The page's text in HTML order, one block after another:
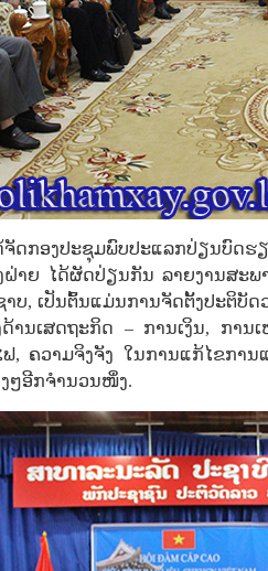
ດກອງປະຊຸມພົບປະແລກປ່ຽນບົດຮ
າຍ ໄດ້ຜັດປ່ຽນກັນ ລາຍງານສະ
ບ, ເປັນຕົ້ນແມ່ນການຈັດຕັ້ງປະຕິບັ
ານເສດຖະກິດ – ການເງິນ, ການ
, ຄວາມຈິງຈັງ ໃນການແກ້ໄຂກາ
ໆອີກຈໍານວນໜຶ່ງ.